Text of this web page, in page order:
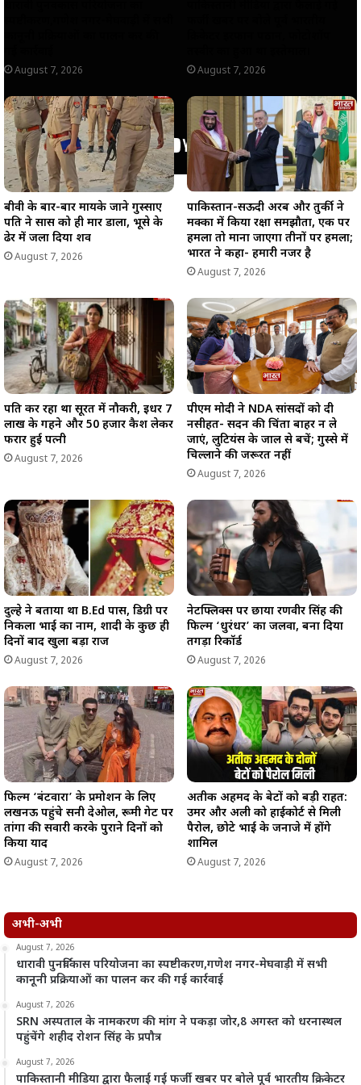
August 7, 2026 August 7, 2026
बीवी के बार-बार मायके जाने गुस्साए
पति ने सास को ही मार डाला, भूसे के
ढेर में जला दिया शव
August 7, 2026
पाकिस्तान-सऊदी अरब और तुर्की ने
मक्का में किया रक्षा समझौता, एक पर
हमला तो माना जाएगा तीनों पर हमला;
भारत ने कहा- हमारी नजर है
August 7, 2026
पति कर रहा था सूरत में नौकरी, इधर 7
लाख के गहने और 50 हजार कैश लेकर
फरार हुई पत्नी
August 7, 2026
पीएम मोदी ने NDA सांसदों को दी
नसीहत- सदन की चिंता बाहर न ले
जाएं, लुटियंस के जाल से बचें; गुस्से में
चिल्लाने की जरूरत नहीं
August 7, 2026
दुल्हे ने बताया था B.Ed पास, डिग्री पर
निकला भाई का नाम, शादी के कुछ ही
दिनों बाद खुला बड़ा राज
August 7, 2026
नेटफ्लिक्स पर छाया रणवीर सिंह की
फिल्म ‘धुरंधर’ का जलवा, बना दिया
तगड़ा रिकॉर्ड
August 7, 2026
फिल्म ‘बंटवारा’ के प्रमोशन के लिए
लखनऊ पहुंचे सनी देओल, रूमी गेट पर
तांगा की सवारी करके पुराने दिनों को
किया याद
August 7, 2026
अतीक अहमद के बेटों को बड़ी राहत:
उमर और अली को हाईकोर्ट से मिली
पैरोल, छोटे भाई के जनाजे में होंगे
शामिल
August 7, 2026
अभी-अभी
August 7, 2026
धारावी पुनर्विकास परियोजना का स्पष्टीकरण,गणेश नगर-मेघवाड़ी में सभी
कानूनी प्रक्रियाओं का पालन कर की गई कार्रवाई
August 7, 2026
SRN अस्पताल के नामकरण की मांग ने पकड़ा जोर,8 अगस्त को धरनास्थल
पहुंचेंगे शहीद रोशन सिंह के प्रपौत्र
August 7, 2026
पाकिस्तानी मीडिया द्वारा फैलाई गई फर्जी खबर पर बोले पूर्व भारतीय क्रिकेटर